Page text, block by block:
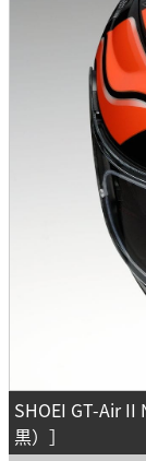
SHOEI GT-Air
黒）］